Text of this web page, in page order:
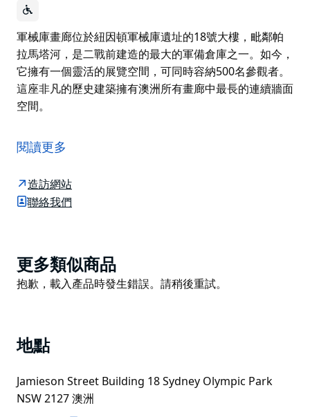
軍械庫畫廊位於紐因頓軍械庫遺址的18號大樓，毗鄰帕
拉馬塔河，是二戰前建造的最大的軍備倉庫之一。如今，
它擁有一個靈活的展覽空間，可同時容納500名參觀者。
這座非凡的歷史建築擁有澳洲所有畫廊中最長的連續牆面
空間。
拉馬塔河，是二戰前建造的最大的軍備倉庫之一。如今，
它擁有一個靈活的展覽空間，可同時容納500名參觀者。
這座非凡的歷史建築擁有澳洲所有畫廊中最長的連續牆面
空間。
閱讀更多
造訪網站
聯絡我們
Product
List
更多類似商品
Product
抱歉，載入產品時發生錯誤。請稍後重試。
地點
Jamieson Street Building 18 Sydney Olympic Park
NSW 2127 澳洲